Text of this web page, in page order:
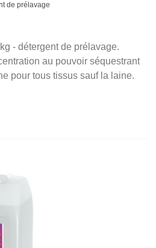
de prélavage
- détergent de prélavage.
au pouvoir séquestrant
pour tous tissus sauf la laine.